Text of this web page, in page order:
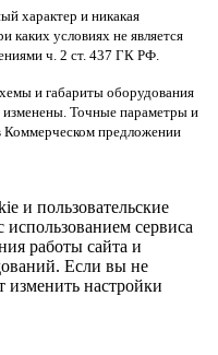
характер и никакая
каких условиях не является
ч. 2 ст. 437 ГК РФ.
и габариты оборудования
изменены. Точные параметры и
Коммерческом предложении
и пользовательские
сервиса
работы сайта и
Если вы не
изменить настройки